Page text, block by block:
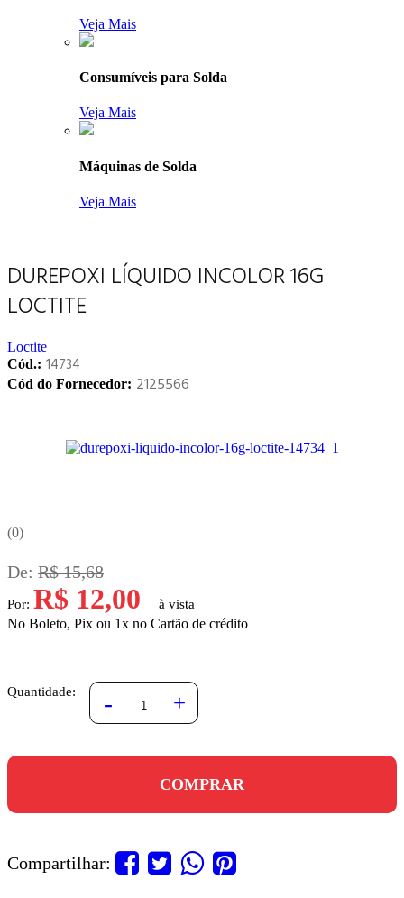
Veja Mais
Consumíveis para Solda
Veja Mais
Máquinas de Solda
Veja Mais
DUREPOXI LÍQUIDO INCOLOR 16G
LOCTITE
Loctite
Cód.: 14734
Cód do Fornecedor: 2125566
0
De: R$ 15,68
Por: R$ 12,00
No Boleto, Pix ou 1x no Cartão de crédito
Quantidade: - +
COMPRAR
Compartilhar: